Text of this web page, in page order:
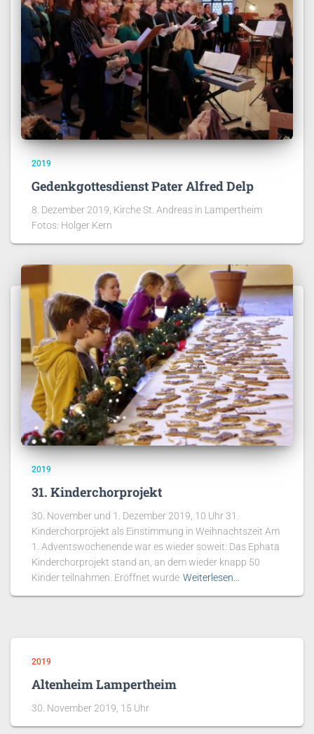
2019
Gedenkgottesdienst Pater Alfred Delp
8. Dezember 2019, Kirche St. Andreas in Lampertheim
Fotos: Holger Kern
2019
31. Kinderchorprojekt
30. November und 1. Dezember 2019, 10 Uhr 31.
Kinderchorprojekt als Einstimmung in Weihnachtszeit Am
1. Adventswochenende war es wieder soweit: Das Ephata
Kinderchorprojekt stand an, an dem wieder knapp 50
Kinder teilnahmen. Eröffnet wurde Weiterlesen…
2019
Altenheim Lampertheim
30. November 2019, 15 Uhr